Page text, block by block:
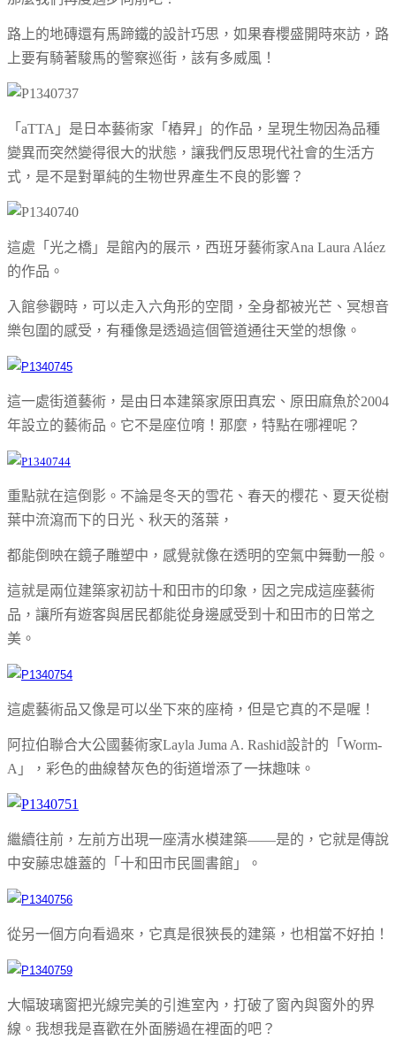
路上的地磚還有馬蹄鐵的設計巧思，如果春櫻盛開時來訪，路
上要有騎著駿馬的警察巡街，該有多威風！
「aTTA」是日本藝術家「樁昇」的作品，呈現生物因為品種
變異而突然變得很大的狀態，讓我們反思現代社會的生活方
式，是不是對單純的生物世界產生不良的影響？
這處「光之橋」是館內的展示，西班牙藝術家Ana Laura Aláez
的作品。
入館參觀時，可以走入六角形的空間，全身都被光芒、冥想音
樂包圍的感受，有種像是透過這個管道通往天堂的想像。
這一處街道藝術，是由日本建築家原田真宏、 原田麻魚於2004
年設立的藝術品。它不是座位唷！那麼，特點在哪裡呢？
重點就在這倒影。不論是冬天的雪花、春天的櫻花、夏天從樹
葉中流瀉而下的日光、秋天的落葉，
都能倒映在鏡子雕塑中，感覺就像在透明的空氣中舞動一般。
這就是兩位建築家初訪十和田市的印象，因之完成這座藝術
品，讓所有遊客與居民都能從身邊感受到十和田市的日常之
美。
這處藝術品又像是可以坐下來的座椅，但是它真的不是喔！
阿拉伯聯合大公國藝術家Layla Juma A. Rashid設計的「Worm-
A」，彩色的曲線替灰色的街道增添了一抹趣味。
繼續往前，左前方出現一座清水模建築——是的，它就是傳說
中安藤忠雄蓋的「十和田市民圖書館」。
從另一個方向看過來，它真是很狹長的建築，也相當不好拍！
大幅玻璃窗把光線完美的引進室內，打破了窗內與窗外的界
線。我想我是喜歡在外面勝過在裡面的吧？